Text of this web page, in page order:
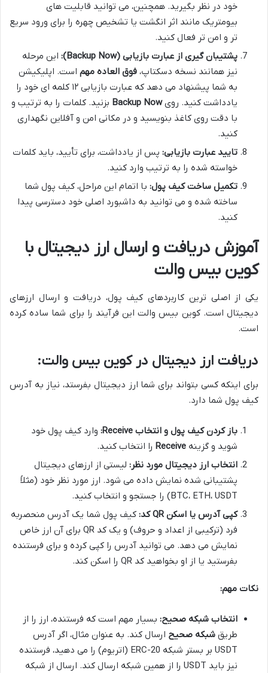
خود در نظر بگیرید. همچنین، می توانید قابلیت های
بیومتریک مانند اثر انگشت یا تشخیص چهره را برای ورود سریع
تر و امن تر فعال کنید.
پشتیبان گیری از عبارت بازیابی (Backup Now):
این مرحله
نیز همانند نسخه دسکتاپ، فوق العاده مهم است. اپلیکیشن
به شما پیشنهاد می دهد که عبارت بازیابی ۱۲ کلمه ای خود را
یادداشت کنید. رویBackup Now بزنید. کلمات را به ترتیب و
با دقت روی کاغذ بنویسید و در مکانی امن و آفلاین نگهداری
کنید.
تایید عبارت بازیابی: پس از یادداشت، برای تأیید، باید کلمات
خواسته شده را به ترتیب وارد کنید.
تکمیل ساخت کیف پول: با اتمام این مراحل، کیف پول شما
ساخته شده و می توانید به داشبورد اصلی خود دسترسی پیدا
کنید.
آموزش دریافت و ارسال ارز دیجیتال با
کوین بیس والت
یکی از اصلی ترین کاربردهای کیف پول، دریافت و ارسال ارزهای
دیجیتال است. کوین بیس والت این فرآیند را برای شما ساده کرده
است.
دریافت ارز دیجیتال در کوین بیس والت:
برای اینکه کسی بتواند برای شما ارز دیجیتال بفرستد، نیاز به آدرس
کیف پول شما دارد.
باز کردن کیف پول و انتخاب Receive:
وارد کیف پول خود
شوید و گزینه Receive را انتخاب کنید.
انتخاب ارز دیجیتال مورد نظر: لیستی از ارزهای دیجیتال
پشتیبانی شده نمایش داده می شود. ارز مورد نظر خود (مثلاً
BTC، ETH، USDT) را جستجو و انتخاب کنید.
کپی آدرس یا اسکن QR کد:
کیف پول شما یک آدرس منحصربه
فرد (ترکیبی از اعداد و حروف) و یک کد QR برای آن ارز خاص
نمایش می دهد. می توانید آدرس را کپی کرده و برای فرستنده
بفرستید یا از او بخواهید کد QR را اسکن کند.
نکات مهم:
انتخاب شبکه صحیح: بسیار مهم است که فرستنده، ارز را از
طریق شبکه صحیح ارسال کند. به عنوان مثال، اگر آدرس
USDT بر بستر شبکه ERC-20 (اتریوم) را می دهید، فرستنده
نیز باید USDT را از همین شبکه ارسال کند. ارسال از شبکه